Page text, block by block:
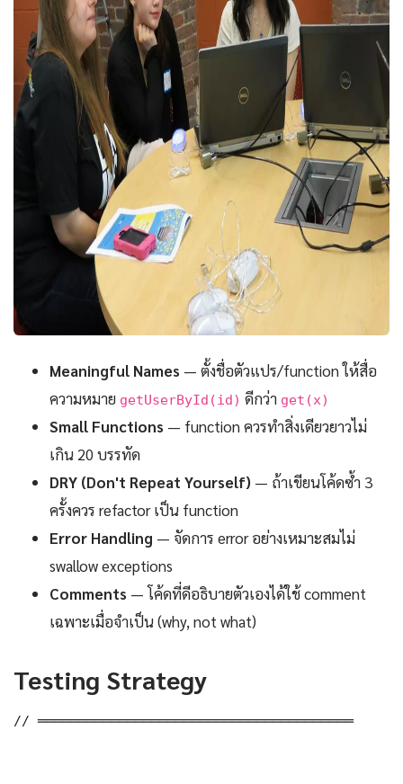
Meaningful Names — ตั้งชื่อตัวแปร/function ให้สื่อ
ความหมาย getUserById(id) ดีกว่า get(x)
Small Functions — function ควรทำสิ่งเดียวยาวไม่
เกิน 20 บรรทัด
DRY (Don't Repeat Yourself) — ถ้าเขียนโค้ดซ้ำ 3
ครั้งควร refactor เป็น function
Error Handling — จัดการ error อย่างเหมาะสมไม่
swallow exceptions
Comments — โค้ดที่ดีอธิบายตัวเองได้ใช้ comment
เฉพาะเมื่อจำเป็น (why, not what)
Testing Strategy
// ═══════════════════════════════════════